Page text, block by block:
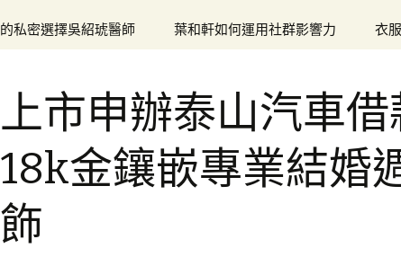
私密選擇吳紹琥醫師 葉和軒如何運用社群影響力 衣
市申辦泰山汽車借
金鑲嵌專業結婚